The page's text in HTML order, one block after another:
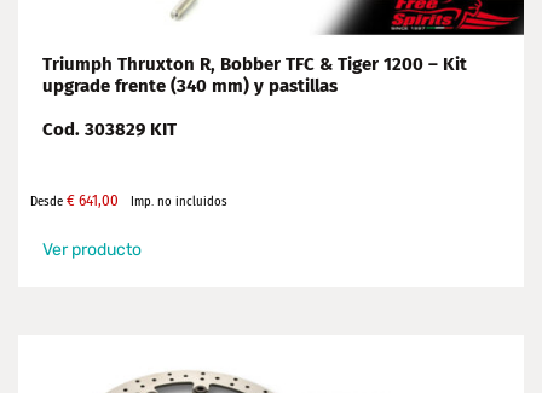
Triumph Thruxton R, Bobber TFC & Tiger 1200 – Kit
upgrade frente (340 mm) y pastillas
Cod. 303829 KIT
Desde € 641,00 Imp. no incluidos
Ver producto